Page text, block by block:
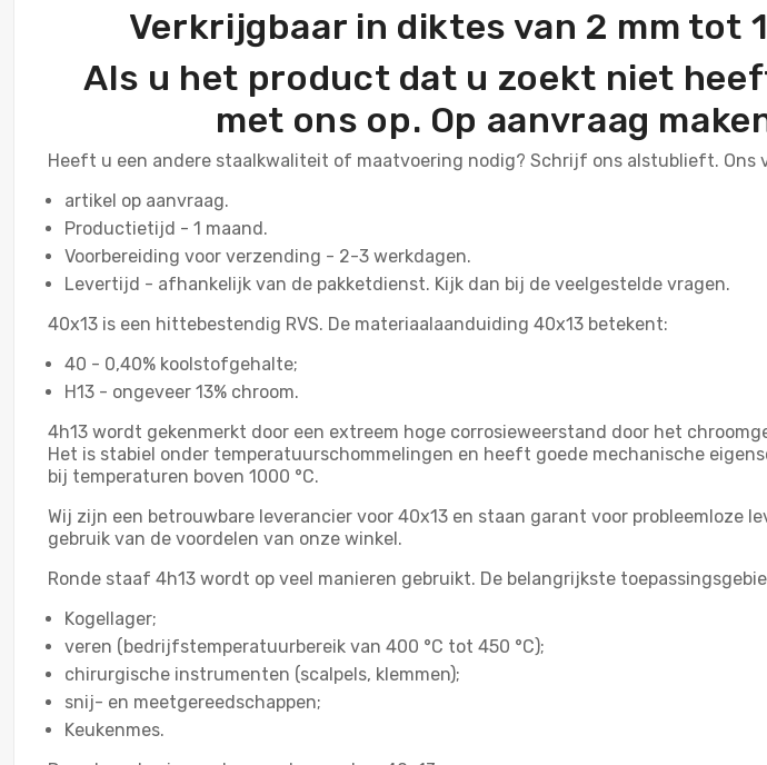
Verkrijgbaar in diktes van 2 mm tot
Als u het product dat u zoekt niet
met ons op. Op aanvraag
Heeft u een andere staalkwaliteit of maatvoering nodig? Schrijf ons alstublieft. Ons
artikel op aanvraag.
Productietijd - 1 maand.
Voorbereiding voor verzending - 2-3 werkdagen.
Levertijd - afhankelijk van de pakketdienst. Kijk dan bij de veelgestelde vragen.
40x13 is een hittebestendig RVS. De materiaalaanduiding 40x13 betekent:
40 - 0,40% koolstofgehalte;
H13 - ongeveer 13% chroom.
4h13 wordt gekenmerkt door een extreem hoge corrosieweerstand door het
Het is stabiel onder temperatuurschommelingen en heeft goede mechanische
bij temperaturen boven 1000 °С.
Wij zijn een betrouwbare leverancier voor 40x13 en staan garant voor probleemloze
gebruik van de voordelen van onze winkel.
Ronde staaf 4h13 wordt op veel manieren gebruikt. De belangrijkste
Kogellager;
veren (bedrijfstemperatuurbereik van 400 °С tot 450 °С);
chirurgische instrumenten (scalpels, klemmen);
snij- en meetgereedschappen;
Keukenmes.